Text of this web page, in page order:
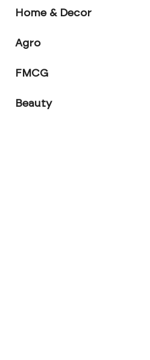
Home & Decor
Agro
FMCG
Beauty